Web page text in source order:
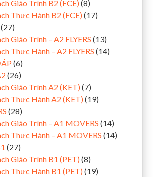
Giáo Trình B2 (FCE) (8)
Thực Hành B2 (FCE) (17)
(27)
Giáo Trình – A2 FLYERS (13)
Thực Hành – A2 FLYERS (14)
(6)
(26)
Giáo Trình A2 (KET) (7)
Thực Hành A2 (KET) (19)
(28)
Giáo Trình – A1 MOVERS (14)
Thực Hành – A1 MOVERS (14)
(27)
Giáo Trình B1 (PET) (8)
Thực Hành B1 (PET) (19)